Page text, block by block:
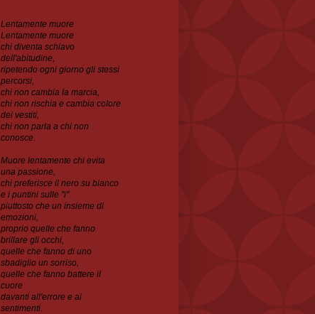
Lentamente muore
Lentamente muore
chi diventa schiavo
dell'abitudine,
ripetendo ogni giorno gli stessi
percorsi,
chi non cambia la marcia,
chi non rischia e cambia colore
dei vestiti,
chi non parla a chi non
conosce.
Muore lentamente chi evita
una passione,
chi preferisce il nero su bianco
e i puntini sulle "i"
piuttosto che un insieme di
emozioni,
proprio quelle che fanno
brillare gli occhi,
quelle che fanno di uno
sbadiglio un sorriso,
quelle che fanno battere il
cuore
davanti all'errore e ai
sentimenti.